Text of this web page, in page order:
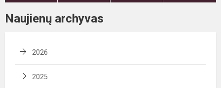
Naujienų archyvas
2026
2025